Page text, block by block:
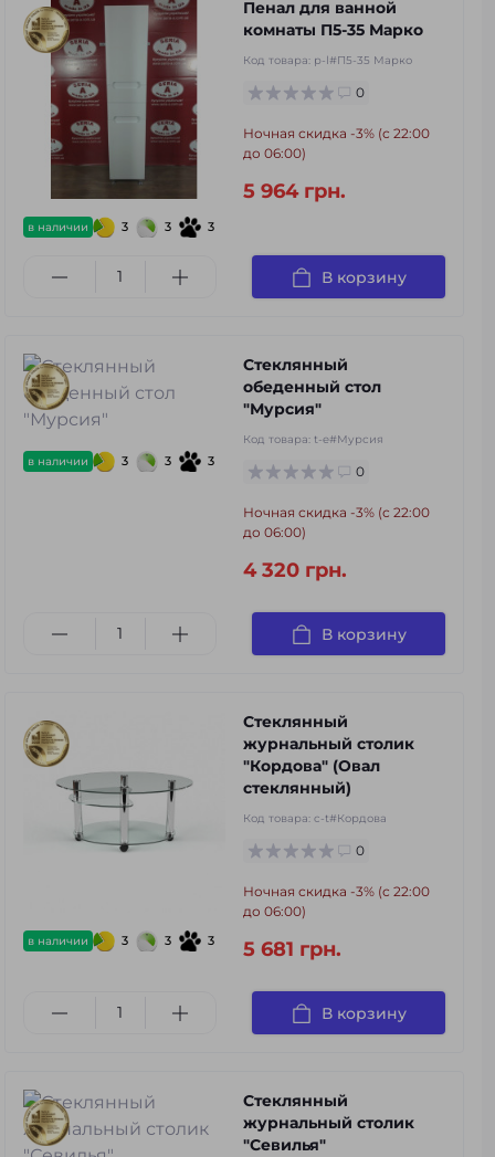
в наличии 3 3 3
Пенал для ванной
комнаты П5-35 Марко
Код товара: p-l#П5-35 Марко
0
Ночная скидка -3% (с 22:00
до 06:00)
5 964 грн.
В корзину
в наличии 3 3 3
Стеклянный
обеденный стол
"Мурсия"
Код товара: t-e#Мурсия
0
Ночная скидка -3% (с 22:00
до 06:00)
4 320 грн.
В корзину
в наличии 3 3 3
Стеклянный
журнальный столик
"Кордова" (Овал
стеклянный)
Код товара: c-t#Кордова
0
Ночная скидка -3% (с 22:00
до 06:00)
5 681 грн.
В корзину
Стеклянный
журнальный столик
"Севилья"